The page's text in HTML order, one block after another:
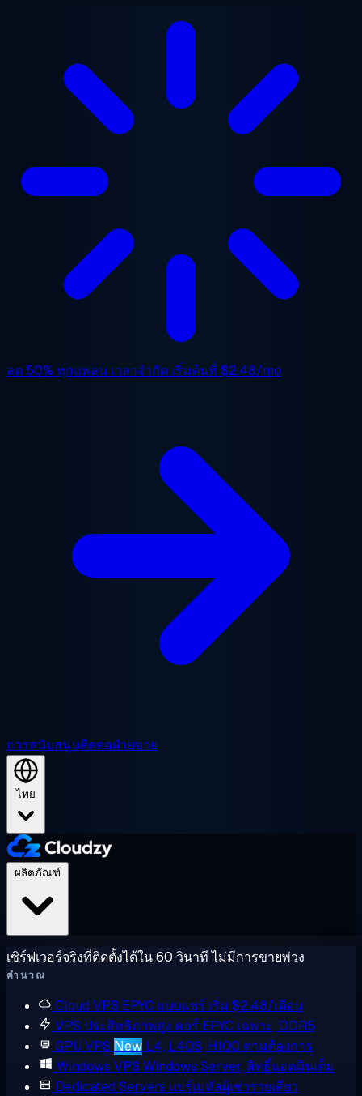
ลด 50% ทุกแพลน เวลาจำกัด เริ่มต้นที่ $2.48/mo
การสนับสนุนติดต่อฝ่ายขาย
ไทย
เซิร์ฟเวอร์จริงที่ติดตั้งได้ใน 60 วินาที ไม่มีการขายพ่วง
คำนวณ
Cloud VPS EPYC แบบแชร์ เริ่ม $2.48/เดือน
VPS ประสิทธิภาพสูง คอร์ EPYC เฉพาะ, DDR5
GPU VPS New L4, L40S, H100 ตามต้องการ
Windows VPS Windows Server, สิทธิ์แอดมินเต็ม
Dedicated Servers แบร์เมทัลผู้เช่ารายเดียว